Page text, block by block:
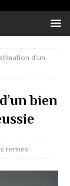
d’un
bien
fermés